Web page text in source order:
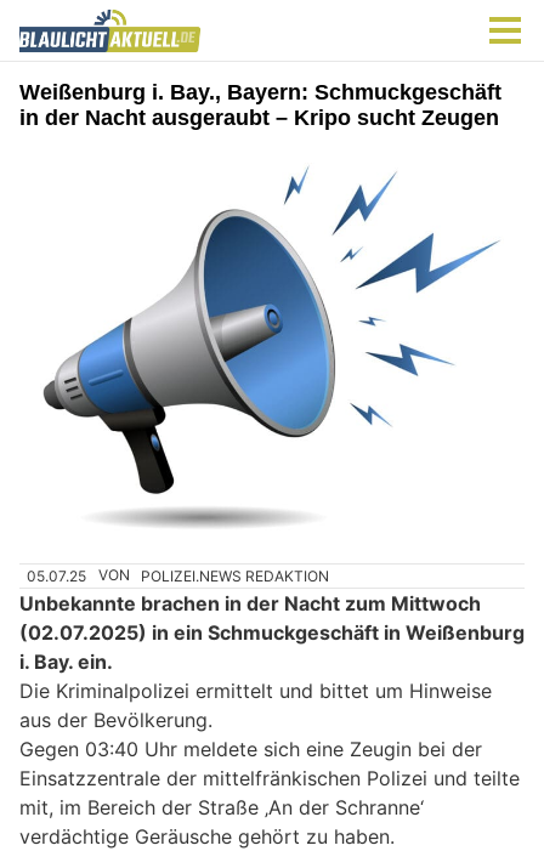
Weißenburg i. Bay., Bayern: Schmuckgeschäft
in der Nacht ausgeraubt – Kripo sucht Zeugen
05.07.25 VON POLIZEI.NEWS REDAKTION
Unbekannte brachen in der Nacht zum Mittwoch
(02.07.2025) in ein Schmuckgeschäft in Weißenburg
i. Bay. ein.
Die Kriminalpolizei ermittelt und bittet um Hinweise
aus der Bevölkerung.
Gegen 03:40 Uhr meldete sich eine Zeugin bei der
Einsatzzentrale der mittelfränkischen Polizei und teilte
mit, im Bereich der Straße ‚An der Schranne‘
verdächtige Geräusche gehört zu haben.